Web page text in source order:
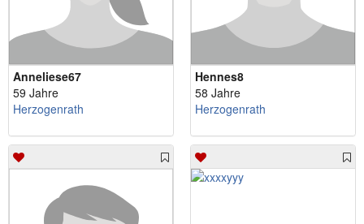
Anneliese67
59 Jahre
Herzogenrath
Hennes8
58 Jahre
Herzogenrath